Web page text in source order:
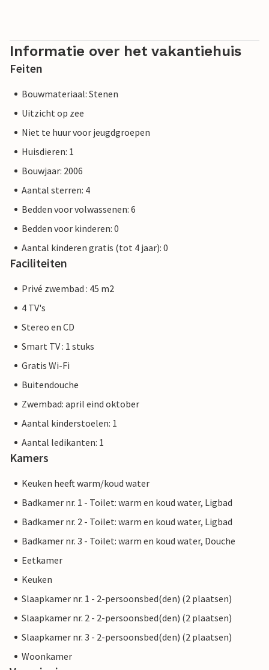
Informatie over het vakantiehuis
Feiten
Bouwmateriaal: Stenen
Uitzicht op zee
Niet te huur voor jeugdgroepen
Huisdieren: 1
Bouwjaar: 2006
Aantal sterren: 4
Bedden voor volwassenen: 6
Bedden voor kinderen: 0
Aantal kinderen gratis (tot 4 jaar): 0
Faciliteiten
Privé zwembad : 45 m2
4 TV's
Stereo en CD
Smart TV : 1 stuks
Gratis Wi-Fi
Buitendouche
Zwembad: april eind oktober
Aantal kinderstoelen: 1
Aantal ledikanten: 1
Kamers
Keuken heeft warm/koud water
Badkamer nr. 1 - Toilet: warm en koud water, Ligbad
Badkamer nr. 2 - Toilet: warm en koud water, Ligbad
Badkamer nr. 3 - Toilet: warm en koud water, Douche
Eetkamer
Keuken
Slaapkamer nr. 1 - 2-persoonsbed(den) (2 plaatsen)
Slaapkamer nr. 2 - 2-persoonsbed(den) (2 plaatsen)
Slaapkamer nr. 3 - 2-persoonsbed(den) (2 plaatsen)
Woonkamer